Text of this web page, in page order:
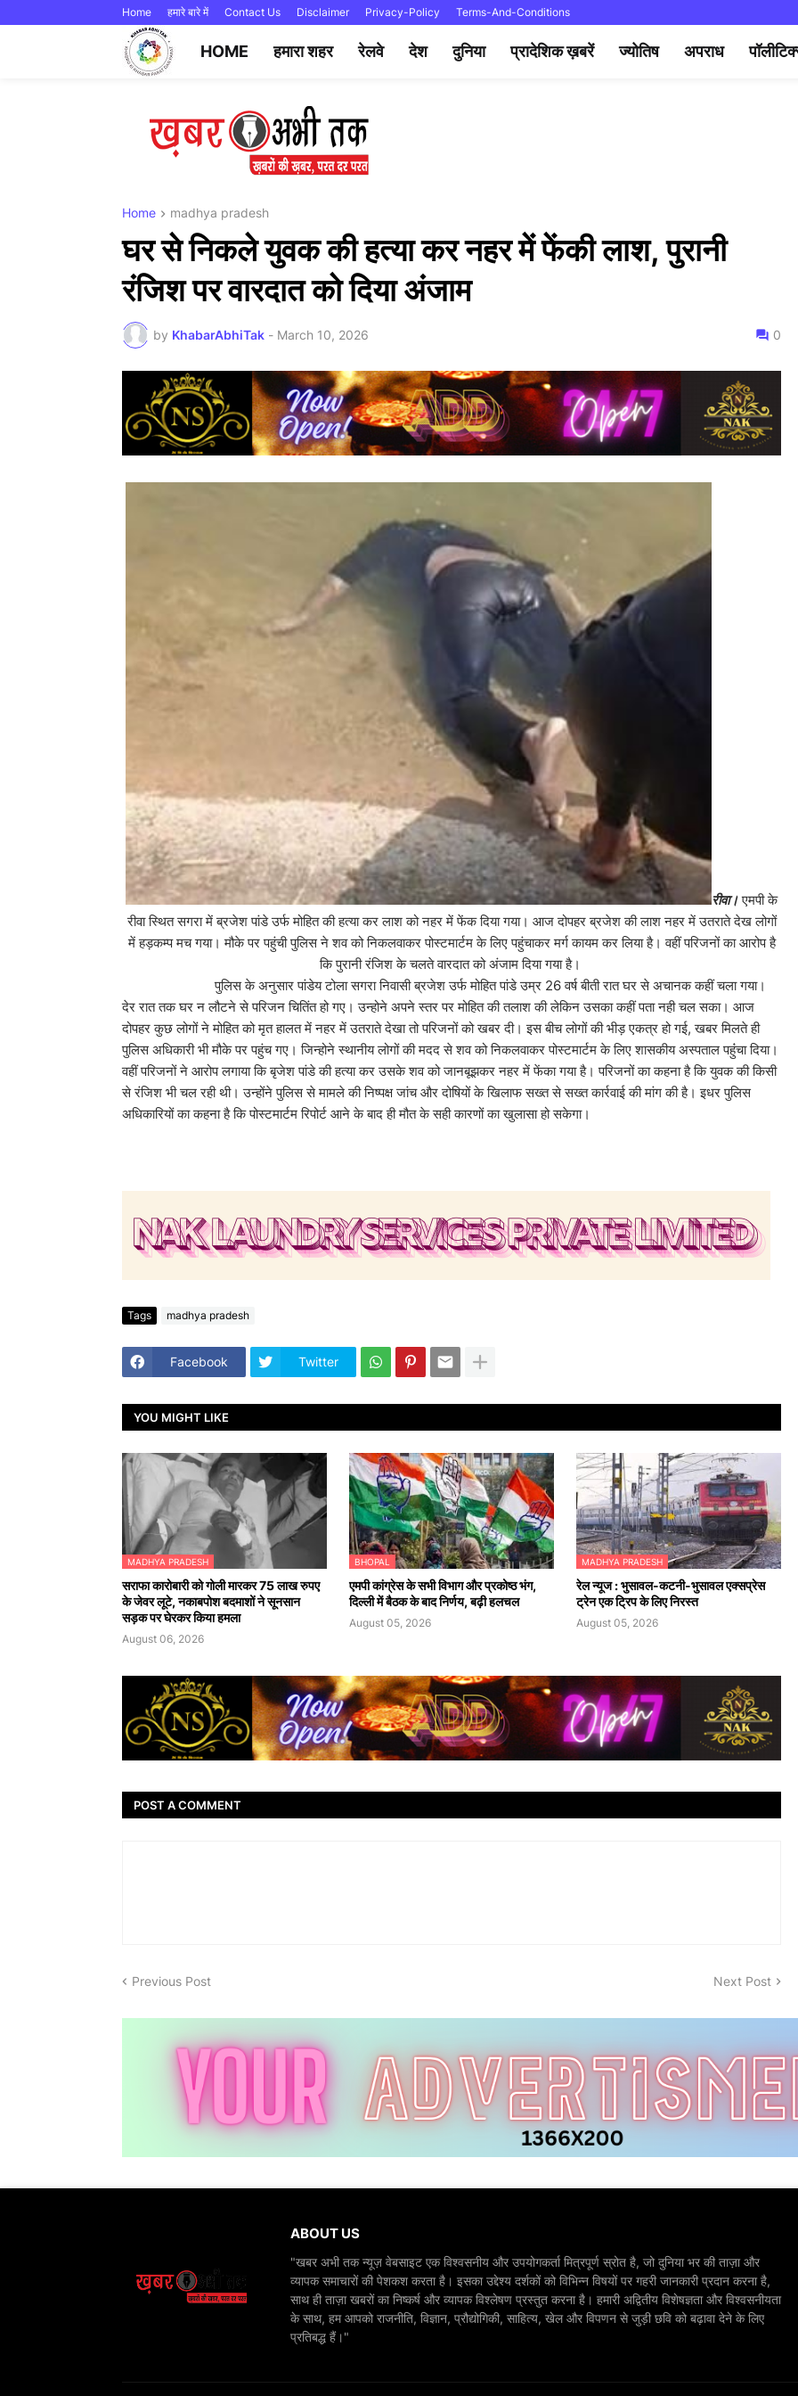
Home हमारे बारे में Contact Us Disclaimer Privacy-Policy Terms-And-Conditions
HOME हमारा शहर रेलवे देश दुनिया प्रादेशिक ख़बरें ज्योतिष अपराध
Home madhya pradesh
घर से निकले युवक की हत्या कर नहर में फेंकी लाश, पुरानी
रंजिश पर वारदात को दिया अंजाम
by KhabarAbhiTak - March 10, 2026 0
रीवा।एमपी के
रीवा स्थित सगरा में ब्रजेश पांडे उर्फ मोहित की हत्या कर लाश को नहर में फेंक दिया गया। आज दोपहर ब्रजेश की लाश नहर में उतराते देख लोगों
में हड़कम्प मच गया। मौके पर पहुंची पुलिस ने शव को निकलवाकर पोस्टमार्टम के लिए पहुंचाकर मर्ग कायम कर लिया है। वहीं परिजनों का आरोप है
कि पुरानी रंजिश के चलते वारदात को अंजाम दिया गया है।
पुलिस के अनुसार पांडेय टोला सगरा निवासी ब्रजेश उर्फ मोहित पांडे उम्र 26 वर्ष बीती रात घर से अचानक कहीं चला गया।
देर रात तक घर न लौटने से परिजन चितिंत हो गए। उन्होने अपने स्तर पर मोहित की तलाश की लेकिन उसका कहीं पता नही चल सका। आज
दोपहर कुछ लोगों ने मोहित को मृत हालत में नहर में उतराते देखा तो परिजनों को खबर दी। इस बीच लोगों की भीड़ एकत्र हो गई, खबर मिलते ही
पुलिस अधिकारी भी मौके पर पहुंच गए। जिन्होने स्थानीय लोगों की मदद से शव को निकलवाकर पोस्टमार्टम के लिए शासकीय अस्पताल पहुंंचा दिया।
वहीं परिजनों ने आरोप लगाया कि बृजेश पांडे की हत्या कर उसके शव को जानबूझकर नहर में फेंका गया है। परिजनों का कहना है कि युवक की किसी
से रंजिश भी चल रही थी। उन्होंने पुलिस से मामले की निष्पक्ष जांच और दोषियों के खिलाफ सख्त से सख्त कार्रवाई की मांग की है। इधर पुलिस
अधिकारियों का कहना है कि पोस्टमार्टम रिपोर्ट आने के बाद ही मौत के सही कारणों का खुलासा हो सकेगा।
Tags madhya pradesh
Facebook Twitter
YOU MIGHT LIKE
MADHYA PRADESH
सराफा कारोबारी को गोली मारकर 75 लाख रुपए
के जेवर लूटे, नकाबपोश बदमाशों ने सूनसान
सड़क पर घेरकर किया हमला
August 06, 2026
BHOPAL
एमपी कांग्रेस के सभी विभाग और प्रकोष्ठ भंग,
दिल्ली में बैठक के बाद निर्णय, बढ़ी हलचल
August 05, 2026
MADHYA PRADESH
रेल न्यूज : भुसावल-कटनी-भुसावल एक्सप्रेस
ट्रेन एक ट्रिप के लिए निरस्त
August 05, 2026
POST A COMMENT
Previous Post Next Post
ABOUT US
"खबर अभी तक न्यूज़ वेबसाइट एक विश्वसनीय और उपयोगकर्ता मित्रपूर्ण स्रोत है, जो दुनिया भर की ताज़ा और
व्यापक समाचारों की पेशकश करता है। इसका उद्देश्य दर्शकों को विभिन्न विषयों पर गहरी जानकारी प्रदान करना है,
साथ ही ताज़ा खबरों का निष्कर्ष और व्यापक विश्लेषण प्रस्तुत करना है। हमारी अद्वितीय विशेषज्ञता और विश्वसनीयता
के साथ, हम आपको राजनीति, विज्ञान, प्रौद्योगिकी, साहित्य, खेल और विपणन से जुड़ी छवि को बढ़ावा देने के लिए
प्रतिबद्ध हैं।"